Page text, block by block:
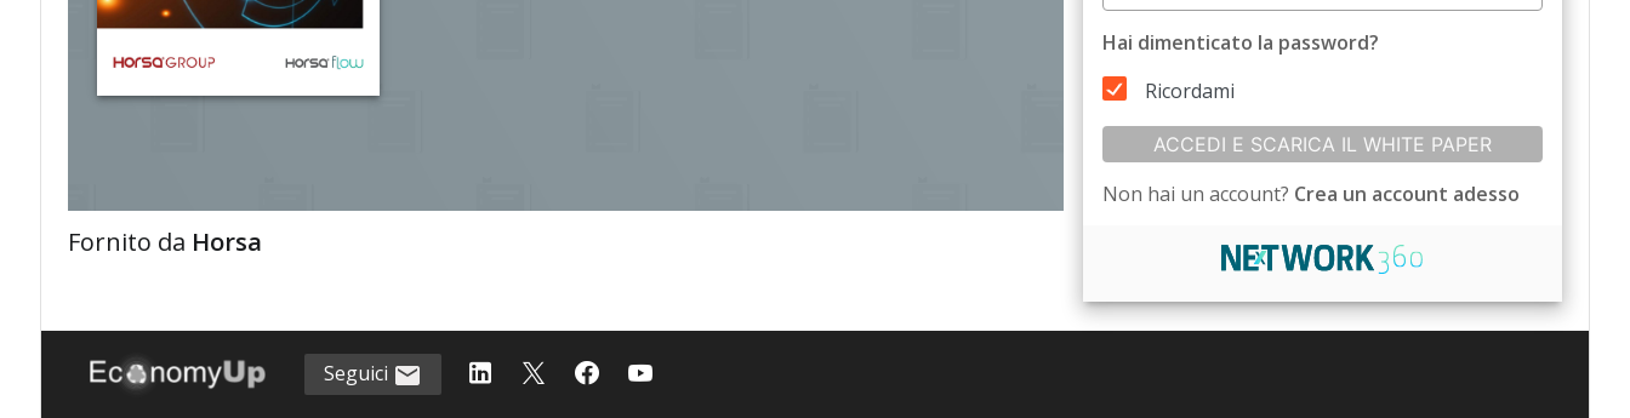
Fornito da Horsa
Hai dimenticato la password?
Ricordami
ACCEDI E SCARICA IL WHITE PAPER
Non hai un account? Crea un account adesso
Seguici